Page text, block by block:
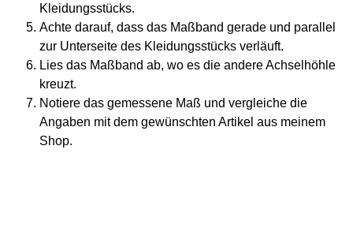
Kleidungsstücks.
Achte darauf, dass das Maßband gerade und parallel
zur Unterseite des Kleidungsstücks verläuft.
Lies das Maßband ab, wo es die andere Achselhöhle
kreuzt.
Notiere das gemessene Maß und vergleiche die
Angaben mit dem gewünschten Artikel aus meinem
Shop.